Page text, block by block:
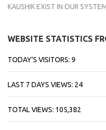
KAUSHIK EXIST IN OUR
WEBSITE STATISTICS
TODAY'S VISITORS: 9
LAST 7 DAYS VIEWS: 24
TOTAL VIEWS: 105,382